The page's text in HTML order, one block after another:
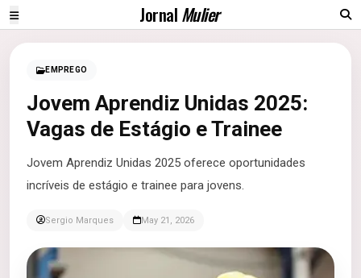
JornalMulier
EMPREGO
Jovem Aprendiz Unidas 2025:
Vagas de Estágio e Trainee
Jovem Aprendiz Unidas 2025 oferece oportunidades
incríveis de estágio e trainee para jovens.
Sergio Marques May 21, 2026